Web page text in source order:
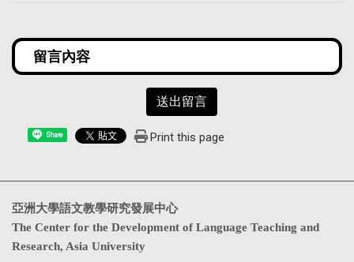
送出留言
Share Print this page
亞洲大學語文教學研究發展中心
The Center for the Development of Language Teaching and
Research, Asia University